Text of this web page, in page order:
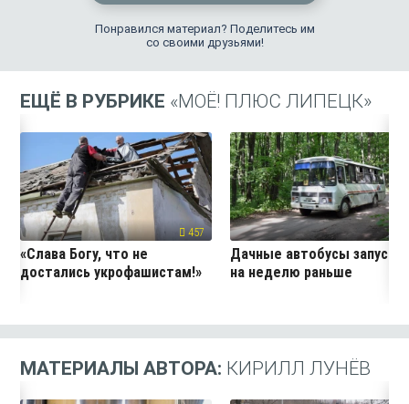
Понравился материал? Поделитесь им
со своими друзьями!
ЕЩЁ В РУБРИКЕ «МОЁ! ПЛЮС ЛИПЕЦК»
457
«Слава Богу, что не
достались укрофашистам!»
Дачные автобусы
на неделю раньше
МАТЕРИАЛЫ АВТОРА: КИРИЛЛ ЛУНЁВ